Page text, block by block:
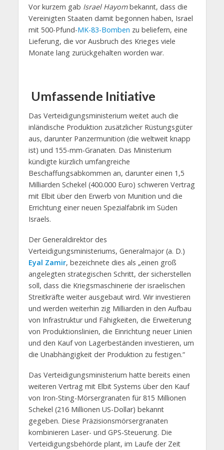
Vor kurzem gab Israel Hayombekannt, dass die
Vereinigten Staaten damit begonnen haben, Israel
mit 500-Pfund-MK-83-Bomben zu beliefern, eine
Lieferung, die vor Ausbruch des Krieges viele
Monate lang zurückgehalten worden war.
Umfassende Initiative
Das Verteidigungsministerium weitet auch die
inländische Produktion zusätzlicher Rüstungsgüter
aus, darunter Panzermunition (die weltweit knapp
ist) und 155-mm-Granaten. Das Ministerium
kündigte kürzlich umfangreiche
Beschaffungsabkommen an, darunter einen 1,5
Milliarden Schekel (400.000 Euro) schweren Vertrag
mit Elbit über den Erwerb von Munition und die
Errichtung einer neuen Spezialfabrik im Süden
Israels.
Der Generaldirektor des
Verteidigungsministeriums, Generalmajor (a. D.)
Eyal Zamir, bezeichnete dies als „einen groß
angelegten strategischen Schritt, der sicherstellen
soll, dass die Kriegsmaschinerie der israelischen
Streitkräfte weiter ausgebaut wird. Wir investieren
und werden weiterhin zig Milliarden in den Aufbau
von Infrastruktur und Fähigkeiten, die Erweiterung
von Produktionslinien, die Einrichtung neuer Linien
und den Kauf von Lagerbeständen investieren, um
die Unabhängigkeit der Produktion zu festigen.“
Das Verteidigungsministerium hatte bereits einen
weiteren Vertrag mit Elbit Systems über den Kauf
von Iron-Sting-Mörsergranaten für 815 Millionen
Schekel (216 Millionen US-Dollar) bekannt
gegeben. Diese Präzisionsmörsergranaten
kombinieren Laser- und GPS-Steuerung. Die
Verteidigungsbehörde plant, im Laufe der Zeit